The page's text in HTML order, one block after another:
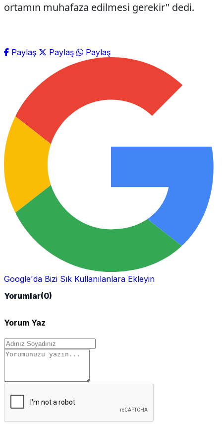
ortamın muhafaza edilmesi gerekir" dedi.
Paylaş Paylaş Paylaş
Google'da Bizi Sık Kullanılanlara Ekleyin
Yorumlar(0)
Yorum Yaz